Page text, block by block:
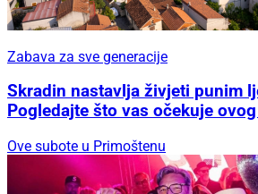
Zabava za sve generacije
Skradin nastavlja živjeti punim
Pogledajte što vas očekuje
Ove subote u Primoštenu